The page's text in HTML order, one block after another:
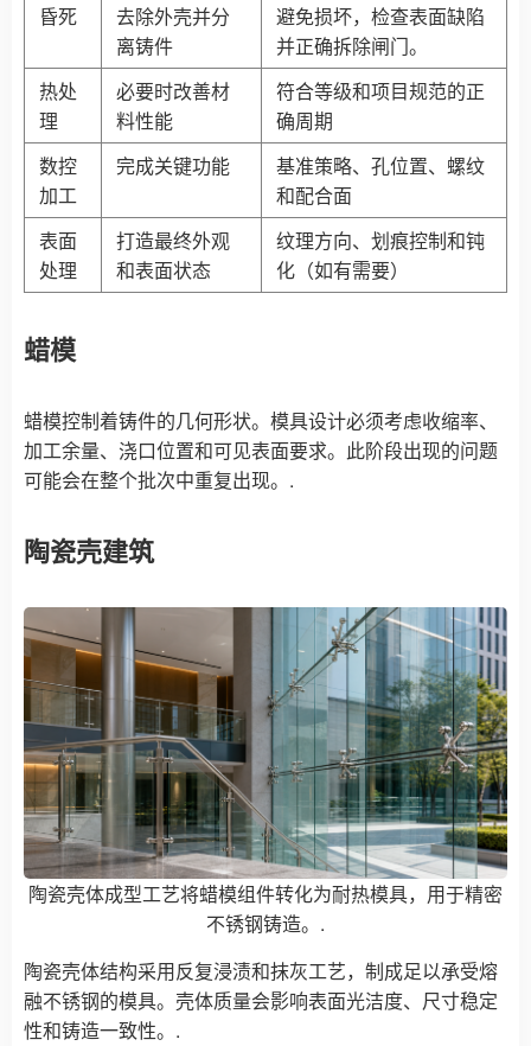
昏死
去除外壳并分
离铸件
避免损坏，检查表面缺陷
并正确拆除闸门。
热处
理
必要时改善材
料性能
符合等级和项目规范的正
确周期
数控
加工
完成关键功能
基准策略、孔位置、螺纹
和配合面
表面
处理
打造最终外观
和表面状态
纹理方向、划痕控制和钝
化（如有需要）
蜡模
蜡模控制着铸件的几何形状。模具设计必须考虑收缩率、
加工余量、浇口位置和可见表面要求。此阶段出现的问题
可能会在整个批次中重复出现。.
陶瓷壳建筑
陶瓷壳体成型工艺将蜡模组件转化为耐热模具，用于精密
不锈钢铸造。.
陶瓷壳体结构采用反复浸渍和抹灰工艺，制成足以承受熔
融不锈钢的模具。壳体质量会影响表面光洁度、尺寸稳定
性和铸造一致性。.